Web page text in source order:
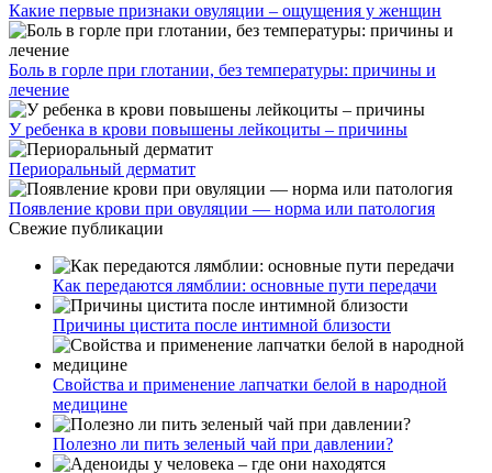
Какие первые признаки овуляции – ощущения у женщин
Боль в горле при глотании, без температуры: причины и
лечение
У ребенка в крови повышены лейкоциты – причины
Периоральный дерматит
Появление крови при овуляции — норма или патология
Свежие публикации
Как передаются лямблии: основные пути передачи
Причины цистита после интимной близости
Свойства и применение лапчатки белой в народной
медицине
Полезно ли пить зеленый чай при давлении?